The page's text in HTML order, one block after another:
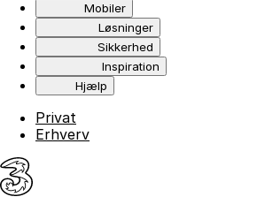
Mobiler
Løsninger
Sikkerhed
Inspiration
Hjælp
Privat
Erhverv